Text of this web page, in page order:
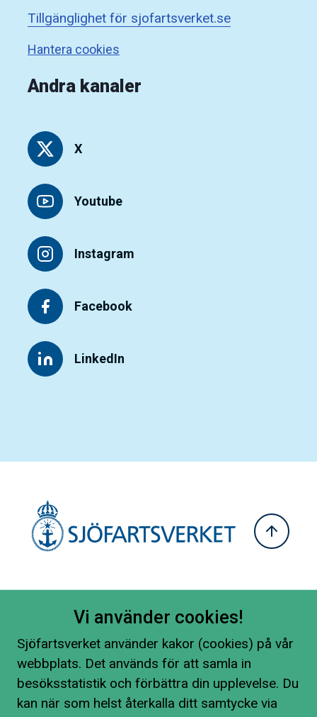
Tillgänglighet för sjofartsverket.se
Hantera cookies
Andra kanaler
X
Youtube
Instagram
Facebook
LinkedIn
Vi använder cookies!
Sjöfartsverket använder kakor (cookies) på vår
webbplats. Det används för att samla in
besöksstatistik och förbättra din upplevelse. Du
kan när som helst återkalla ditt samtycke via